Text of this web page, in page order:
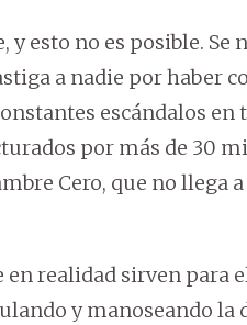
y esto no es posible.
a nadie por haber
escándalos
por más de 30
Cero, que no llega
en realidad sirven para
y manoseando la